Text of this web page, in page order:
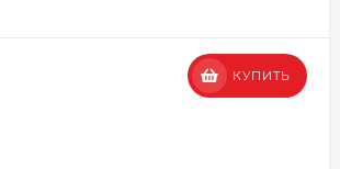
КУПИТЬ